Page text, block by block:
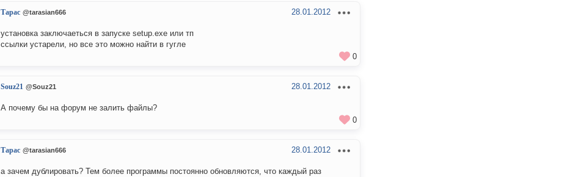
Тарас @tarasian666 28.01.2012
установка заключаеться в запуске setup.exe или тп
ссылки устарели, но все это можно найти в гугле
0
Souz21 @Souz21 28.01.2012
А почему бы на форум не залить файлы?
0
Тарас @tarasian666 28.01.2012
а зачем дублировать? Тем более программы постоянно обновляются, что каждый раз